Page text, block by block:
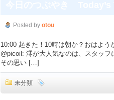
Posted by otou
10:00 起きた！10時は朝か？おはよ
@picoil: 澪が大人気なのは、スタッ
その思い […]
未分類